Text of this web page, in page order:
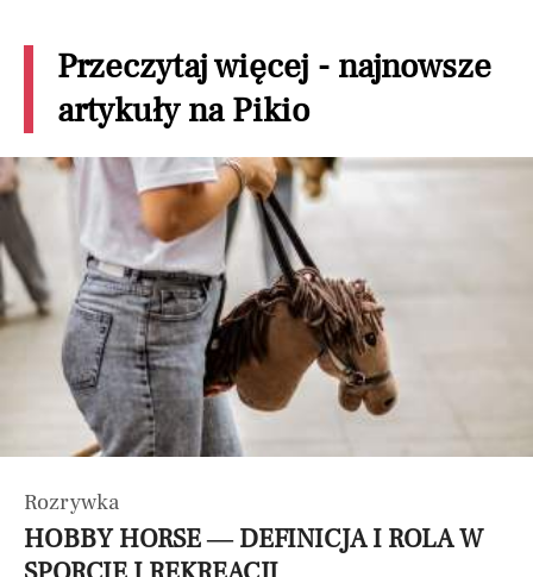
Przeczytaj więcej - najnowsze
artykuły na Pikio
Rozrywka
HOBBY HORSE — DEFINICJA I ROLA W